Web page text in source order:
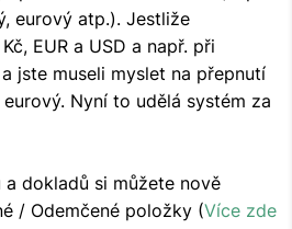
eurový atp.). Jestliže
EUR a USD a např. při
jste museli myslet na přepnutí
Nyní to udělá systém za
a dokladů si můžete nově
/ Odemčené položky (Více zde